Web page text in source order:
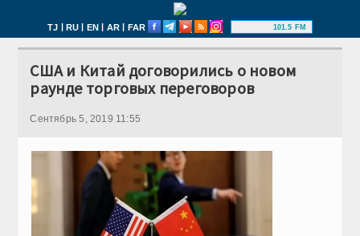
TJ | RU | EN | AR | FAR 101.5 FM
США и Китай договорились о новом
раунде торговых переговоров
Сентябрь 5, 2019 11:55